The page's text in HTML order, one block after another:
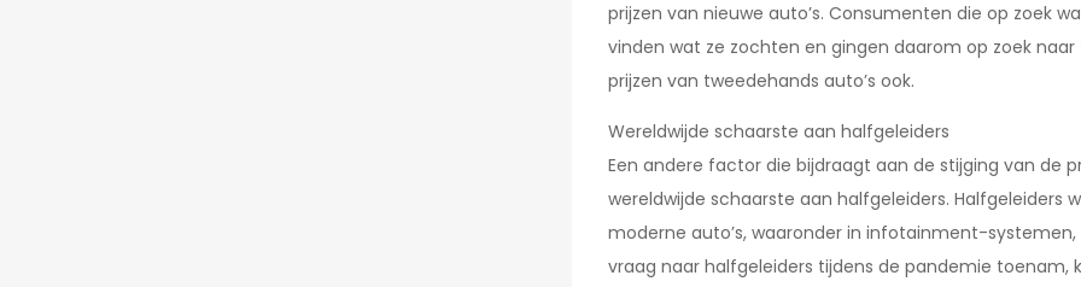
prijzen van nieuwe auto’s. Consumenten die op zoek
vinden wat ze zochten en gingen daarom op zoek naar
prijzen van tweedehands auto’s ook.
Wereldwijde schaarste aan halfgeleiders
Een andere factor die bijdraagt aan de stijging van de
wereldwijde schaarste aan halfgeleiders. Halfgeleiders
moderne auto’s, waaronder in infotainment-
vraag naar halfgeleiders tijdens de pandemie toenam,